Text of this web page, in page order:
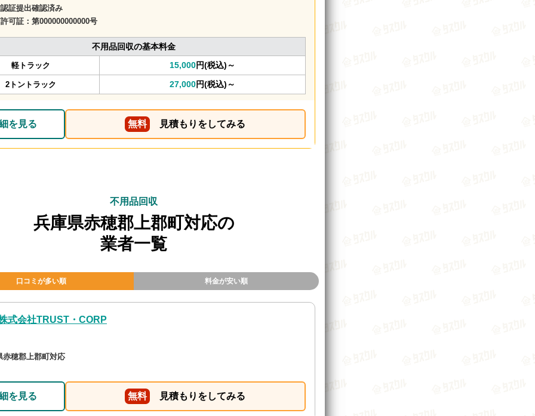
証提出確認済み
可証： 第000000000000号
不用品回収の基本料金
軽トラック 15,000円(税込)～
2トントラック 27,000円(税込)～
を見る 無料 見積もりをしてみる
不用品回収
兵庫県赤穂郡上郡町対応の
業者一覧
口コミが多い順 料金が安い順
式会社TRUST・CORP
穂郡上郡町対応
を見る 無料 見積もりをしてみる